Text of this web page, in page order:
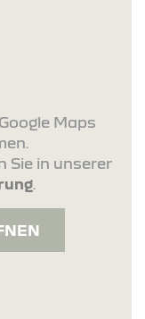
Maps
Sie in unserer
.